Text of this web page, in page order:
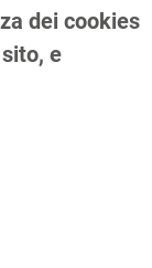
dei cookies
e